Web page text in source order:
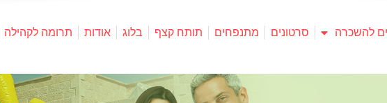
להשכרה סרטונים מתנפחים תותח קצף בלוג אודות
תרומה לקהילה